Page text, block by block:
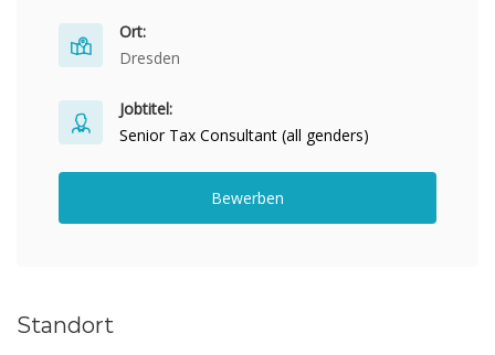
Ort:
Dresden
Jobtitel:
Senior Tax Consultant (all genders)
Bewerben
Standort